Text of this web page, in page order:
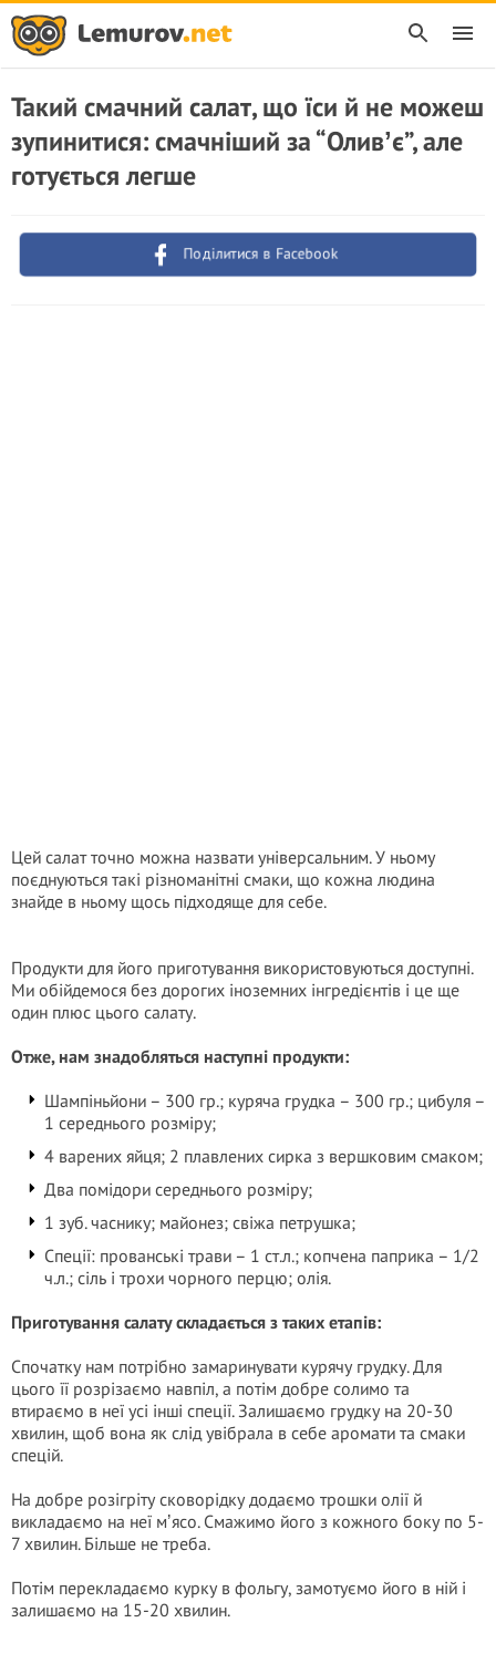
Такий смачний салат, що їси й не можеш
зупинитися: смачніший за “Оливʼє”, але
готується легше
Поділитися в Facebook
Цей салат точно можна назвати універсальним. У ньому
поєднуються такі різноманітні смаки, що кожна людина
знайде в ньому щось підходяще для себе.
Продукти для його приготування використовуються доступні.
Ми обійдемося без дорогих іноземних інгредієнтів і це ще
один плюс цього салату.
Отже, нам знадобляться наступні продукти:
Шампіньйони – 300 гр.; куряча грудка – 300 гр.; цибуля –
1 середнього розміру;
4 варених яйця; 2 плавлених сирка з вершковим смаком;
Два помідори середнього розміру;
1 зуб. часнику; майонез; свіжа петрушка;
Спеції: прованські трави – 1 ст.л.; копчена паприка – 1/2
ч.л.; сіль і трохи чорного перцю; олія.
Приготування салату складається з таких етапів:
Спочатку нам потрібно замаринувати курячу грудку. Для
цього її розрізаємо навпіл, а потім добре солимо та
втираємо в неї усі інші спеції. Залишаємо грудку на 20-30
хвилин, щоб вона як слід увібрала в себе аромати та смаки
спецій.
На добре розігріту сковорідку додаємо трошки олії й
викладаємо на неї мʼясо. Смажимо його з кожного боку по 5-
7 хвилин. Більше не треба.
Потім перекладаємо курку в фольгу, замотуємо його в ній і
залишаємо на 15-20 хвилин.